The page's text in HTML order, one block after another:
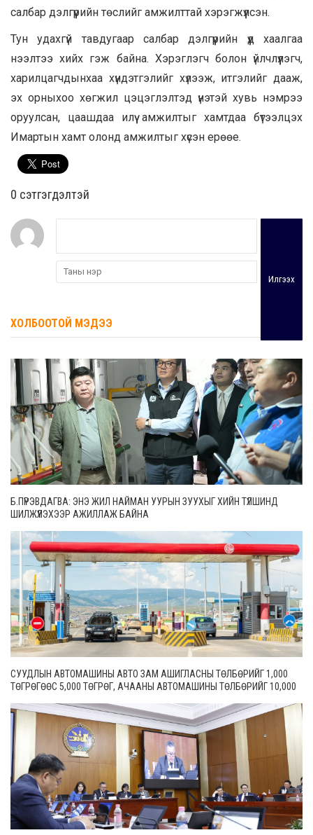
салбар дэлгүүрийн төслийг амжилттай хэрэгжүүлсэн.
Тун удахгүй тавдугаар салбар дэлгүүрийн үүд хаалгаа
нээлтээ хийх гэж байна. Хэрэглэгч болон үйлчлүүлэгч,
харилцагчдынхаа хүндэтгэлийг хүлээж, итгэлийг дааж,
эх орныхоо хөгжил цэцэглэлтэд үнэтэй хувь нэмрээ
оруулсан, цаашдаа илүү амжилтыг хамтдаа бүтээлцэх
Имартын хамт олонд амжилтыг хүсэн ерөөе.
0 cэтгэгдэлтэй
Илгээх
ХОЛБООТОЙ МЭДЭЭ
Б.ПҮРЭВДАГВА: ЭНЭ ЖИЛ НАЙМАН УУРЫН ЗУУХЫГ ХИЙН ТҮЛШИНД
ШИЛЖҮҮЛЭХЭЭР АЖИЛЛАЖ БАЙНА
СУУДЛЫН АВТОМАШИНЫ АВТО ЗАМ АШИГЛАСНЫ ТӨЛБӨРИЙГ 1,000
ТӨГРӨГӨӨС 5,000 ТӨГРӨГ, АЧААНЫ АВТОМАШИНЫ ТӨЛБӨРИЙГ 10,000